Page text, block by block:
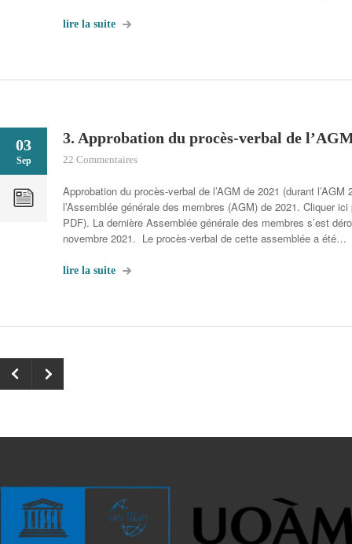
lire la suite
03
Sep
3. Approbation du procès-verbal de
22 Commentaires
Approbation du procès-verbal de l’AGM de 2021 (durant l’AGM
l’Assemblée générale des membres (AGM) de 2021. Cliquer
PDF). La dernière Assemblée générale des membres s’est
novembre 2021. Le procès-verbal de cette assemblée a été…
lire la suite